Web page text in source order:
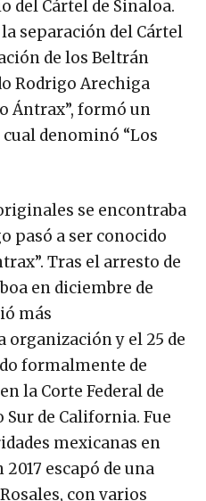
del Cártel de Sinaloa.
separación del Cártel
de los Beltrán
Rodrigo Arechiga
Ántrax”, formó un
denominó “Los
se encontraba
pasó a ser conocido
Tras el arresto de
en diciembre de
más
organización y el 25 de
formalmente de
la Corte Federal de
de California. Fue
mexicanas en
escapó de una
con varios